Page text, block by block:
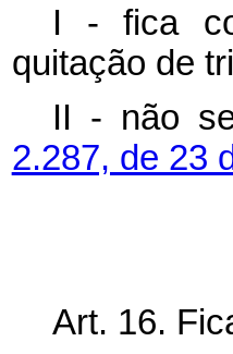
I - fica
quitação de
II - não
2.287, de 23
Art. 16.